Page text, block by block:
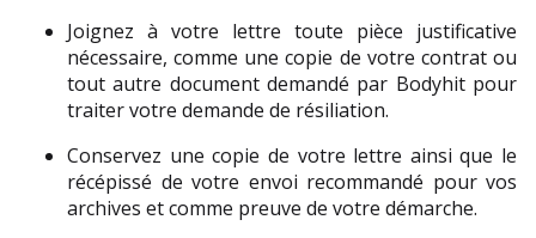
Joignez à votre lettre toute pièce justificative
nécessaire, comme une copie de votre contrat ou
tout autre document demandé par Bodyhit pour
traiter votre demande de résiliation.
Conservez une copie de votre lettre ainsi que le
récépissé de votre envoi recommandé pour vos
archives et comme preuve de votre démarche.